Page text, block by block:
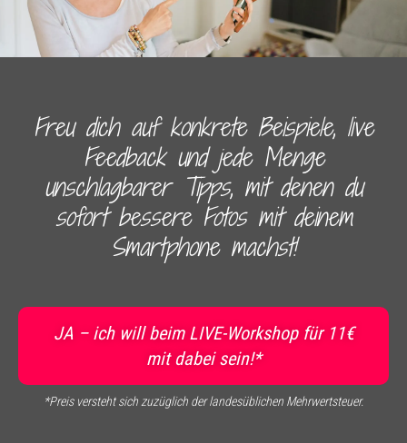
Freu dich auf konkrete Beispiele, live
Feedback und jede Menge
unschlagbarer Tipps, mit denen du
sofort bessere Fotos mit deinem
Smartphone machst!
JA – ich will beim LIVE-Workshop für 11€
mit dabei sein!*
*Preis versteht sich zuzüglich der landesüblichen Mehrwertsteuer.